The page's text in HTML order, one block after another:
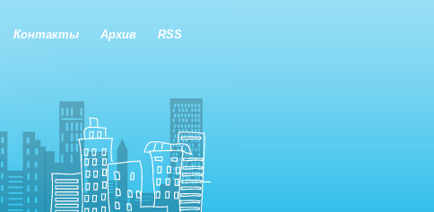
Контакты Архив RSS